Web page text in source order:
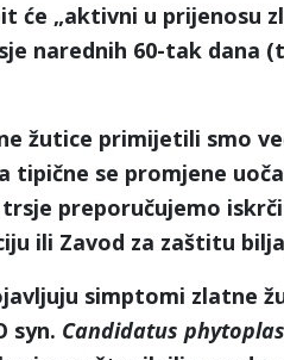
će „aktivni u prijenosu
narednih 60-tak dana
žutice primijetili smo
tipične se promjene
preporučujemo
ili Zavod za zaštitu
simptomi zlatne
syn. Candidatus